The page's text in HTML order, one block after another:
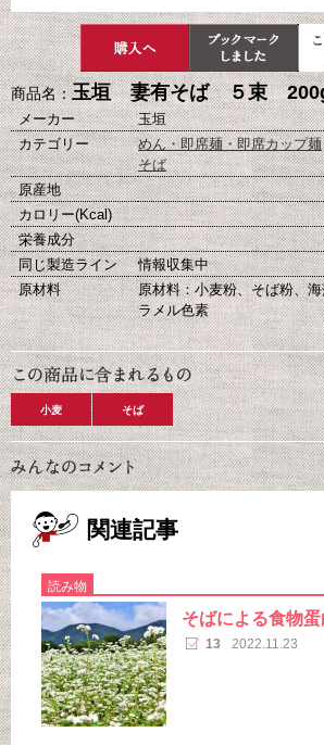
商品名：玉垣 妻有そば ５束
メーカー
玉垣
カテゴリー
めん・即席麺・即席カップ麺
そば
原産地
カロリー(Kcal)
栄養成分
同じ製造ライン
情報収集中
原材料
原材料：小麦粉、そば粉、
ラメル色素
小麦 そば
関連記事
読み物
そばによる食物
13 2022.11.23